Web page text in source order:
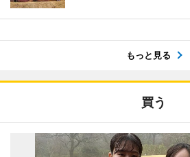
もっと見る
買う